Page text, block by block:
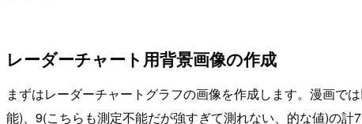
レーダーチャート用背景画像の作成
まずはレーダーチャートグラフの画像を作成します。漫画で
能)、9(こちらも測定不能だが強すぎて測れない、的な値)の計